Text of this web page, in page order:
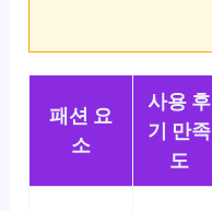
패션 요
소
사용 후
기 만족
도